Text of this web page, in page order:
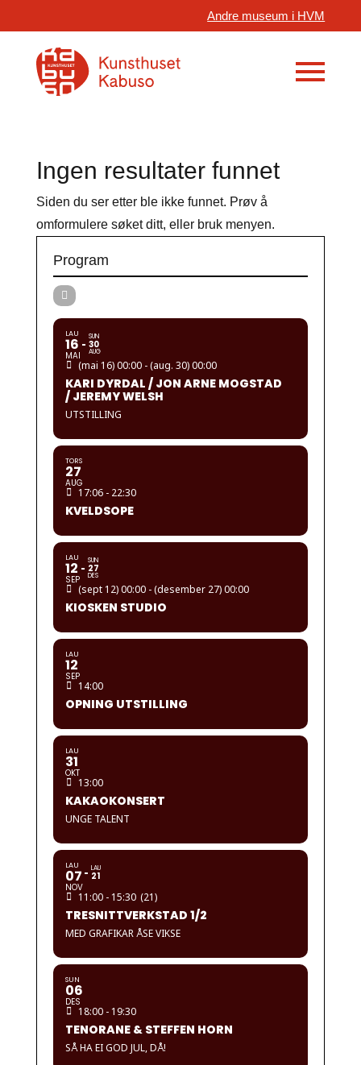
Andre museum i HVM
Ingen resultater funnet
Siden du ser etter ble ikke funnet. Prøv å
omformulere søket ditt, eller bruk menyen.
Program
LAU
16
MAI
SUN
30
AUG
(mai 16) 00:00 - (aug. 30) 00:00
KARI DYRDAL / JON ARNE MOGSTAD
/ JEREMY WELSH
UTSTILLING
TORS
27
AUG
17:06 - 22:30
KVELDSOPE
LAU
12
SEP
SUN
27
DES
(sept 12) 00:00 - (desember 27) 00:00
KIOSKEN STUDIO
LAU
12
SEP
14:00
OPNING UTSTILLING
LAU
31
OKT
13:00
KAKAOKONSERT
UNGE TALENT
LAU
07
NOV
LAU
21
11:00 - 15:30 (21)
TRESNITTVERKSTAD 1/2
MED GRAFIKAR ÅSE VIKSE
SUN
06
DES
18:00 - 19:30
TENORANE & STEFFEN HORN
SÅ HA EI GOD JUL, DÅ!